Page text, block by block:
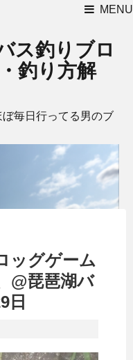
MENU
ス釣りブロ
釣り方解
毎日行ってる男のブ
ッグゲーム
@琵琶湖バ
日